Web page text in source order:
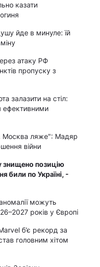
казати
йде в минуле: їй
атаку РФ
пропуску з
залазити на стіл:
ефективними
Москва ляже": Мадяр
війни
знищено позицію
били по Україні, -
можуть
років у Європі
б’є рекорд за
головним хітом